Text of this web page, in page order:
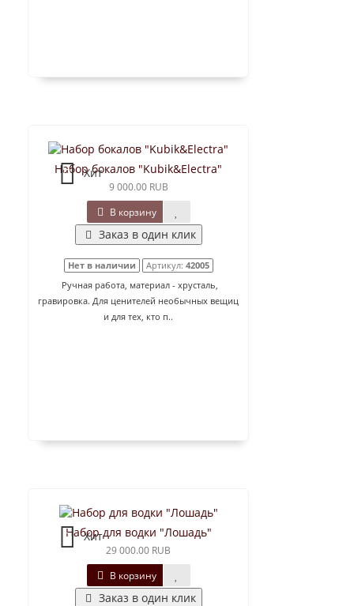
Хит
Набор бокалов "Kubik&Electra"
9 000.00 RUB
В корзину
Заказ в один клик
Нет в наличии Артикул: 42005
Ручная работа, материал - хрусталь,
гравировка. Для ценителей необычных вещиц
и для тех, кто п..
Хит
Набор для водки "Лошадь"
29 000.00 RUB
В корзину
Заказ в один клик